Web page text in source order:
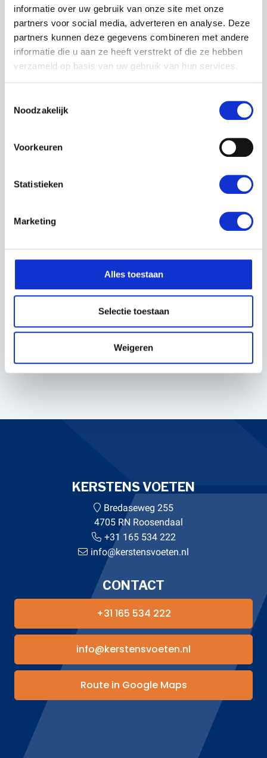
informatie over uw gebruik van onze site met onze
partners voor social media, adverteren en analyse. Deze
partners kunnen deze gegevens combineren met andere
informatie die u aan ze heeft verstrekt of die ze hebben
verzameld op basis van uw gebruik van hun services.
Noodzakelijk
Voorkeuren
Statistieken
Marketing
Alles toestaan
Selectie toestaan
Weigeren
Type: I-MONITOR X-25 8"
Neem contact op
GEDEMONTEERD VAN NIEUWE TREKKER
ISOBUS MOGELIJKHEID
CAMERA AANSLUITINGEN
TOPCON
ARTIKEL NUMMER 0.020.8841.4/40
EIGENSCHAPPEN
19913
KERSTENS VOETEN
Bredaseweg 255
4705 RN Roosendaal
+31 165 534 222
info@kerstensvoeten.nl
CONTACT
+31 165 534 222
info@kerstensvoeten.nl
Route in Google Maps